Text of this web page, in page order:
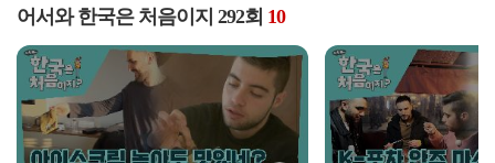
어서와 한국은 처음이지 292회 10